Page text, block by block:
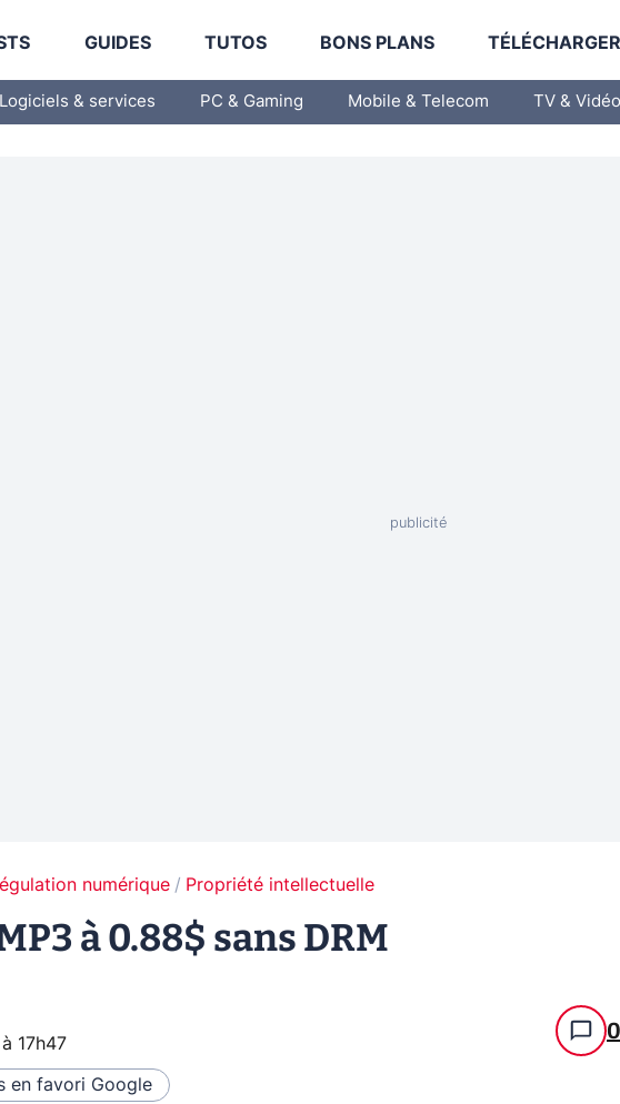
GUIDES TUTOS BONS PLANS
Logiciels & services PC & Gaming Mobile & Telecom TV & Vidéo
numérique Propriété intellectuelle
à 0.88$ sans DRM
17h47 0
en favori Google